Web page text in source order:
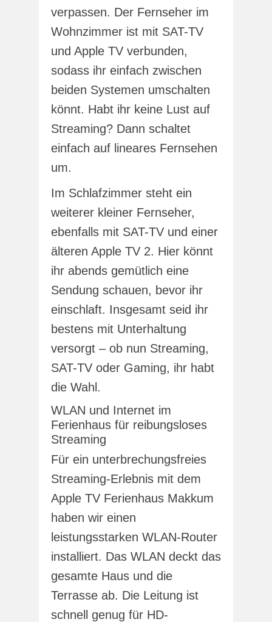
verpassen. Der Fernseher im
Wohnzimmer ist mit SAT-TV
und Apple TV verbunden,
sodass ihr einfach zwischen
beiden Systemen umschalten
könnt. Habt ihr keine Lust auf
Streaming? Dann schaltet
einfach auf lineares Fernsehen
um.
Im Schlafzimmer steht ein
weiterer kleiner Fernseher,
ebenfalls mit SAT-TV und einer
älteren Apple TV 2. Hier könnt
ihr abends gemütlich eine
Sendung schauen, bevor ihr
einschlaft. Insgesamt seid ihr
bestens mit Unterhaltung
versorgt – ob nun Streaming,
SAT-TV oder Gaming, ihr habt
die Wahl.
WLAN und Internet im
Ferienhaus für reibungsloses
Streaming
Für ein unterbrechungsfreies
Streaming-Erlebnis mit dem
Apple TV Ferienhaus Makkum
haben wir einen
leistungsstarken WLAN-Router
installiert. Das WLAN deckt das
gesamte Haus und die
Terrasse ab. Die Leitung ist
schnell genug für HD-